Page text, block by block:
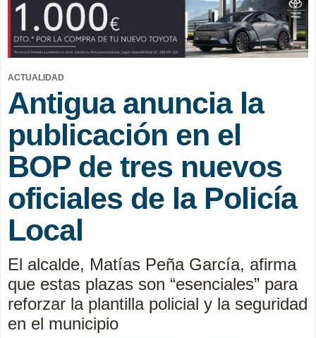
ACTUALIDAD
Antigua anuncia la
publicación en el
BOP de tres nuevos
oficiales de la Policía
Local
El alcalde, Matías Peña García, afirma
que estas plazas son “esenciales” para
reforzar la plantilla policial y la seguridad
en el municipio